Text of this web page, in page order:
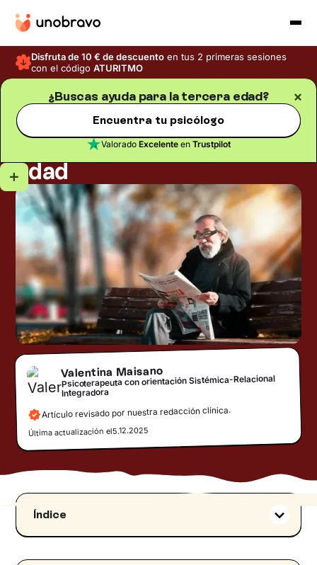
Disfruta de 10 € de descuento en tus 2 primeras sesiones
con el códigoATURITMO
¿Buscas ayuda para la tercera edad?
Encuentra tu psicólogo
Valorado Excelenteen Trustpilot
Blog Psicología del envejecimiento
Tiempo de lectura
Los retos de la tercera
edad
Valentina Maisano
Psicoterapeuta con orientación Sistémica-Relacional
Integradora
Artículo revisado por nuestra redacción clínica.
Última actualización el5.12.2025
Índice
Definición de vejez
Los cambios principales